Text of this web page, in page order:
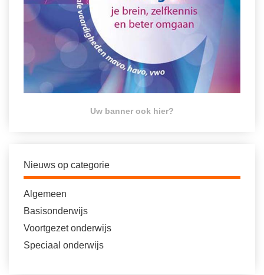
Uw banner ook hier?
Nieuws op categorie
Algemeen
Basisonderwijs
Voortgezet onderwijs
Speciaal onderwijs